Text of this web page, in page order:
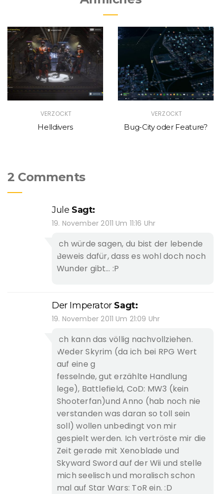
VERZOCKT
Helldivers
VERZOCKT
Bug-City oder Feature?
2 Comments
Jule Sagt:
19. November 2011 Um 11:16 Uhr
Ich würde sagen, du bist der lebende
Beweis dafür, dass es wohl doch noch
Wunder gibt… :P
Der Imperator Sagt:
19. November 2011 Um 21:09 Uhr
Ich kann das völlig nachvollziehen.
Weder Skyrim (da ich bei RPG Wert
auf eine g
fesselnde, gut erzählte Handlung
lege), Battlefield, CoD: MW3 (kein
Shooterfan)und Anno (hab noch nie
verstanden was daran so toll sein
soll) wollen unbedingt von mir
gespielt werden. Ich vertröste mir die
Zeit gerade mit Xenoblade und
Skyward Sword auf der Wii und stelle
mich seelisch und moralisch schon
mal auf Star Wars: ToR ein. :D